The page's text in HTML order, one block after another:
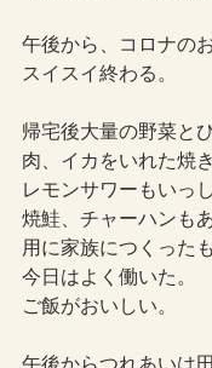
午後から、コロナの
スイスイ終わる。
帰宅後大量の野菜と
肉、イカをいれた焼き
レモンサワーもいっし
焼鮭、チャーハンも
用に家族につくったも
今日はよく働いた。
ご飯がおいしい。